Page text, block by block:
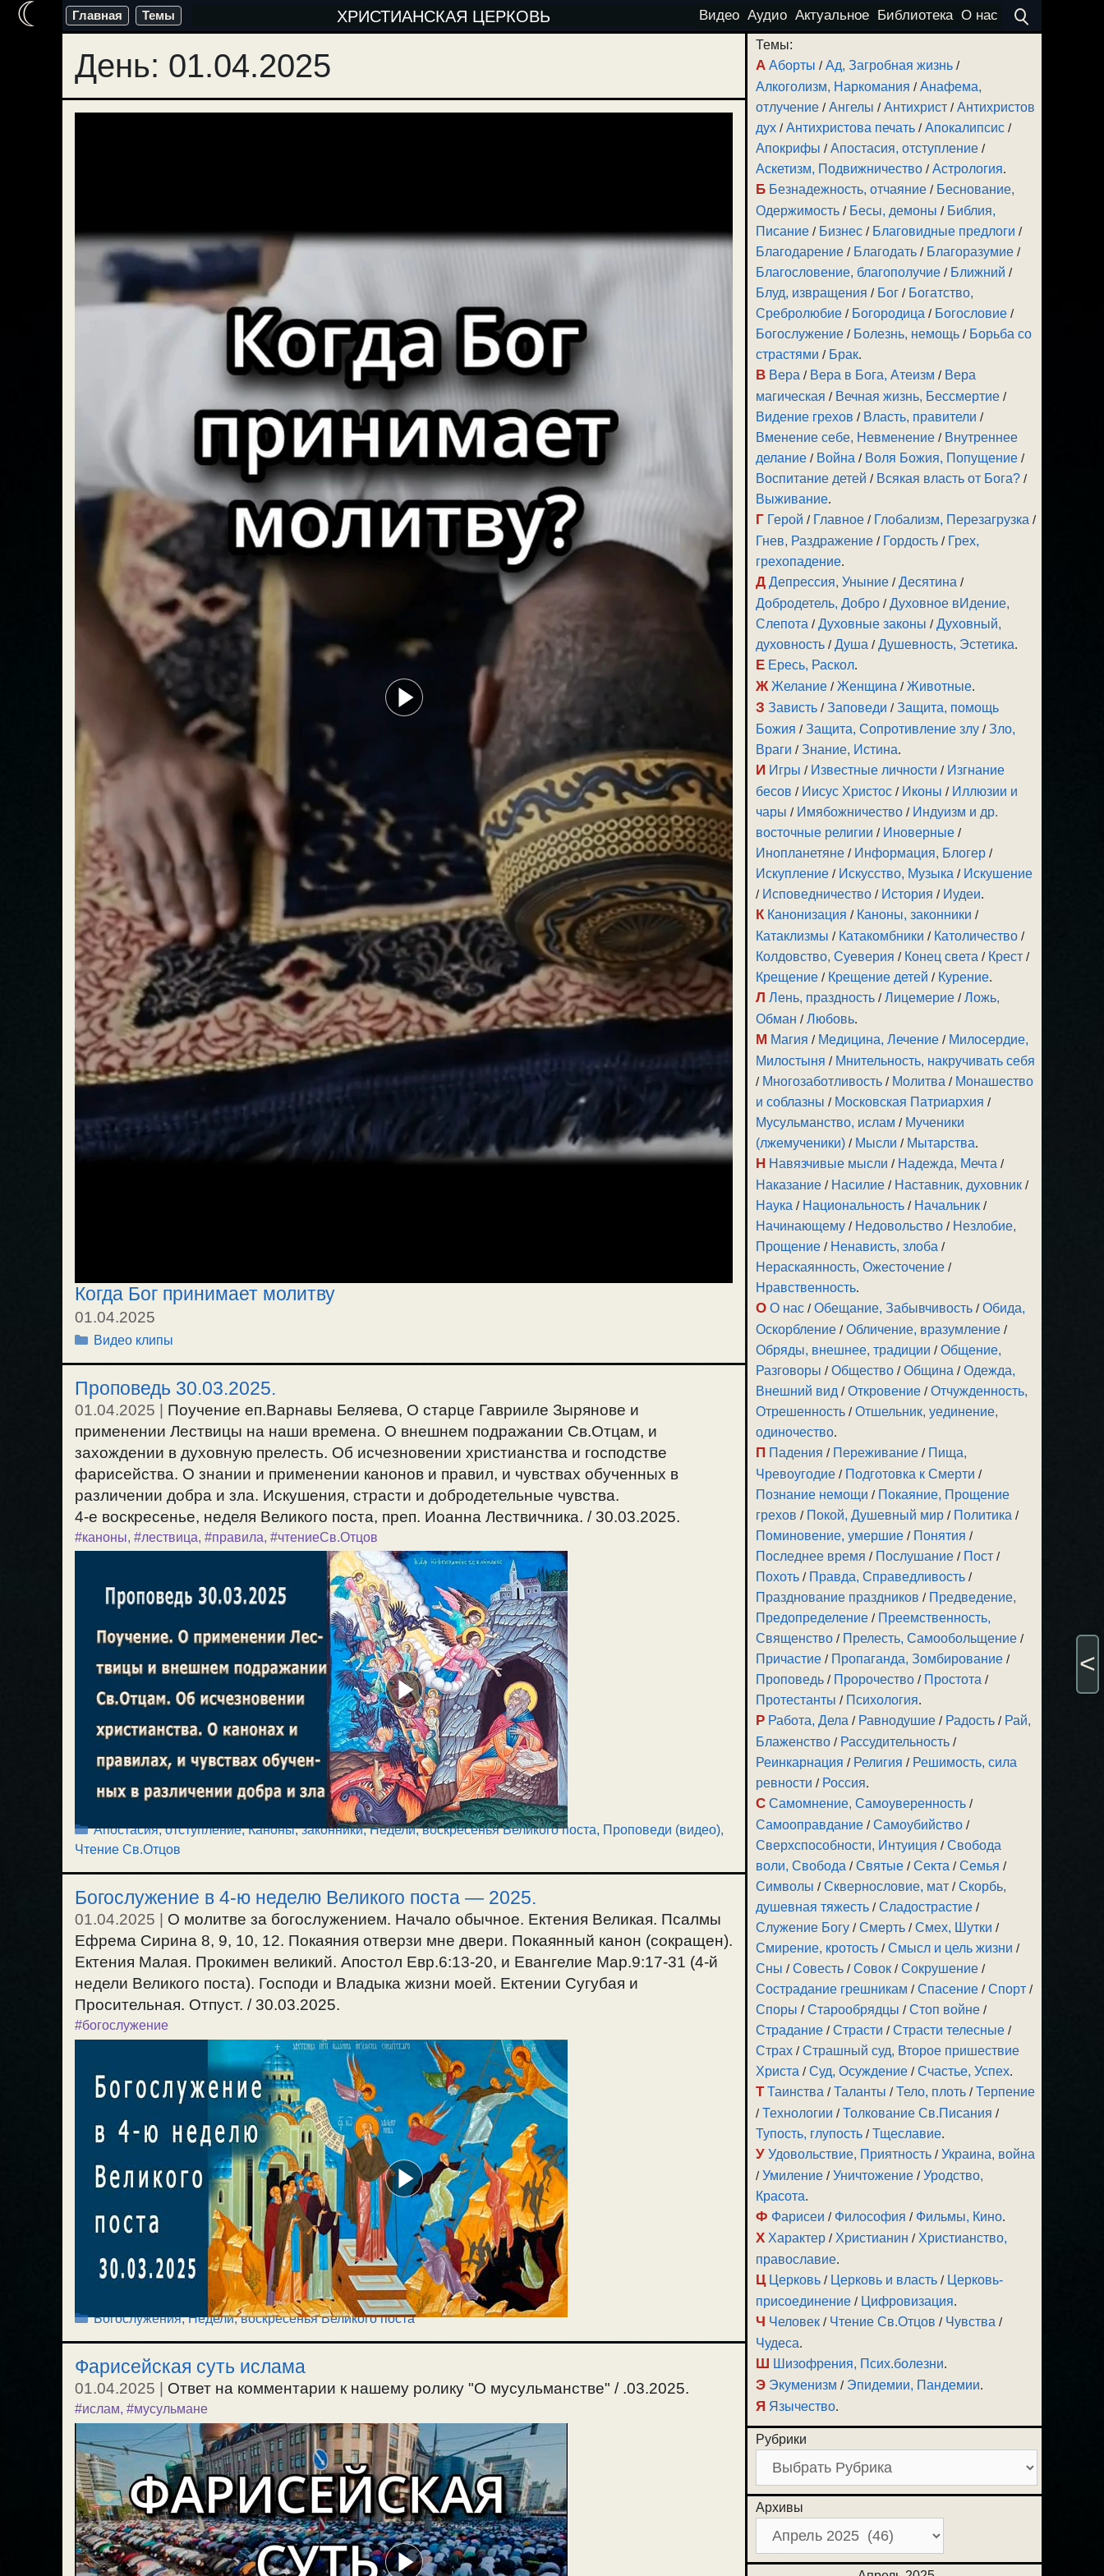
Перейти
содержимому
Главная Темы ХРИСТИАНСКАЯ ЦЕРКОВЬ Видео Аудио Актуальное Библиотека О нас
День: 01.04.2025
Когда Бог принимает молитву
01.04.2025
Рубрики
Видео клипы
Проповедь 30.03.2025.
01.04.2025 | Поучение еп.Варнавы Беляева, О старце Гаврииле Зырянове и
применении Лествицы на наши времена. О внешнем подражании Св.Отцам, и
захождении в духовную прелесть. Об исчезновении христианства и господстве
фарисейства. О знании и применении канонов и правил, и чувствах обученных в
различении добра и зла. Искушения, страсти и добродетельные чувства.
4-е воскресенье, неделя Великого поста, преп. Иоанна Лествичника. / 30.03.2025.
#каноны, #лествица, #правила, #чтениеСв.Отцов
Рубрики
Апостасия, отступление,Каноны, законники,Недели, воскресенья Великого поста, Проповеди (видео),
Чтение Св.Отцов
Богослужение в 4-ю неделю Великого поста — 2025.
01.04.2025
О молитве за богослужением. Начало обычное. Ектения Великая. Псалмы
Ефрема Сирина 8, 9, 10, 12. Покаяния отверзи мне двери. Покаянный канон (сокращен).
Ектения Малая. Прокимен великий. Апостол Евр.6:13-20, и Евангелие Мар.9:17-31 (4-й
недели Великого поста). Господи и Владыка жизни моей. Ектении Сугубая и
Просительная. Отпуст. / 30.03.2025.
#богослужение
Рубрики
Богослужения,Недели, воскресенья Великого поста
Фарисейская суть ислама
01.04.2025 Ответ на комментарии к нашему ролику "О мусульманстве" / .03.2025.
#ислам, #мусульмане
Темы:
А Аборты /Ад, Загробная жизнь /
Алкоголизм, Наркомания /Анафема,
отлучение /Ангелы /Антихрист /Антихристов
дух /Антихристова печать /Апокалипсис /
Апокрифы /Апостасия, отступление /
Аскетизм, Подвижничество /Астрология.
Б Безнадежность, отчаяние / Беснование,
Одержимость / Бесы, демоны / Библия,
Писание / Бизнес / Благовидные предлоги /
Благодарение / Благодать / Благоразумие /
Благословение, благополучие / Ближний /
Блуд, извращения / Бог / Богатство,
Сребролюбие / Богородица / Богословие /
Богослужение / Болезнь, немощь / Борьба со
страстями / Брак.
В Вера / Вера в Бога, Атеизм / Вера
магическая / Вечная жизнь, Бессмертие /
Видение грехов / Власть, правители /
Вменение себе, Невменение / Внутреннее
делание / Война / Воля Божия, Попущение /
Воспитание детей / Всякая власть от Бога? /
Выживание.
Г Герой / Главное / Глобализм, Перезагрузка /
Гнев, Раздражение / Гордость / Грех,
грехопадение.
Д Депрессия, Уныние /Десятина /
Добродетель, Добро /Духовное вИдение,
Слепота /Духовные законы /Духовный,
духовность /Душа /Душевность, Эстетика.
Е Ересь, Раскол.
Ж Желание /Женщина /Животные.
З Зависть /Заповеди /Защита, помощь
Божия /Защита, Сопротивление злу /Зло,
Враги /Знание, Истина.
И Игры / Известные личности / Изгнание
бесов / Иисус Христос / Иконы / Иллюзии и
чары / Имябожничество / Индуизм и др.
восточные религии / Иноверные /
Инопланетяне / Информация, Блогер /
Искупление / Искусство, Музыка / Искушение
/ Исповедничество / История / Иудеи.
К Канонизация / Каноны, законники /
Катаклизмы / Катакомбники / Католичество /
Колдовство, Суеверия / Конец света / Крест /
Крещение / Крещение детей / Курение.
Л Лень, праздность /Лицемерие /Ложь,
Обман /Любовь.
М Магия / Медицина, Лечение / Милосердие,
Милостыня / Мнительность, накручивать себя
/ Многозаботливость / Молитва / Монашество
и соблазны / Московская Патриархия /
Мусульманство, ислам / Мученики
(лжемученики) / Мысли / Мытарства.
Н Навязчивые мысли / Надежда, Мечта /
Наказание / Насилие / Наставник, духовник /
Наука / Национальность / Начальник /
Начинающему / Недовольство / Незлобие,
Прощение / Ненависть, злоба /
Нераскаянность, Ожесточение /
Нравственность.
О О нас /Обещание, Забывчивость /Обида,
Оскорбление /Обличение, вразумление /
Обряды, внешнее, традиции /Общение,
Разговоры /Общество /Община /Одежда,
Внешний вид /Откровение /Отчужденность,
Отрешенность /Отшельник, уединение,
одиночество.
П Падения / Переживание / Пища,
Чревоугодие / Подготовка к Смерти /
Познание немощи / Покаяние, Прощение
грехов / Покой, Душевный мир / Политика /
Поминовение, умершие / Понятия /
Последнее время / Послушание / Пост /
Похоть / Правда, Справедливость /
Празднование праздников / Предведение,
Предопределение / Преемственность,
Священство / Прелесть, Самообольщение /
Причастие / Пропаганда, Зомбирование /
Проповедь / Пророчество / Простота /
Протестанты / Психология.
Р Работа, Дела / Равнодушие / Радость / Рай,
Блаженство / Рассудительность /
Реинкарнация / Религия / Решимость, сила
ревности / Россия.
С Самомнение, Самоуверенность /
Самооправдание /Самоубийство /
Сверхспособности, Интуиция /Свобода
воли, Свобода /Святые /Секта /Семья /
Символы /Сквернословие, мат /Скорбь,
душевная тяжесть /Сладострастие /
Служение Богу /Смерть /Смех, Шутки /
Смирение, кротость /Смысл и цель жизни /
Сны /Совесть /Совок /Сокрушение /
Сострадание грешникам /Спасение /Спорт /
Споры /Старообрядцы /Стоп войне /
Страдание /Страсти /Страсти телесные /
Страх /Страшный суд, Второе пришествие
Христа /Суд, Осуждение /Счастье, Успех.
Т Таинства /Таланты /Тело, плоть /Терпение
/Технологии /Толкование Св.Писания /
Тупость, глупость /Тщеславие.
У Удовольствие, Приятность /Украина, война
/Умиление /Уничтожение /Уродство,
Красота.
Ф Фарисеи / Философия / Фильмы, Кино.
Х Характер / Христианин / Христианство,
православие.
Ц Церковь / Церковь и власть / Церковь-
присоединение / Цифровизация.
Ч Человек / Чтение Св.Отцов / Чувства /
Чудеса.
Ш Шизофрения, Псих.болезни.
Э Экуменизм / Эпидемии, Пандемии.
Я Язычество.
Рубрики
Архивы
☾
<